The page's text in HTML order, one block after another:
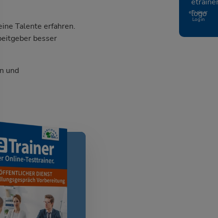
eTrainer
Login
Talente erfahren.
besser
und